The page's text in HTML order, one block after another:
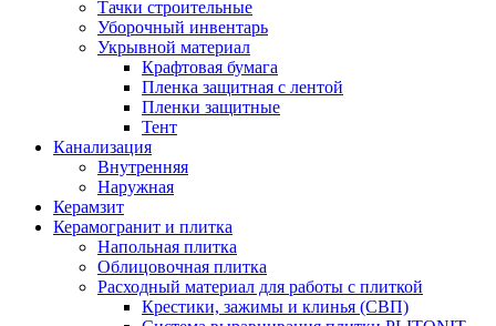
Тачки строительные
Уборочный инвентарь
Укрывной материал
Крафтовая бумага
Пленка защитная с лентой
Пленки защитные
Тент
Канализация
Внутренняя
Наружная
Керамзит
Керамогранит и плитка
Напольная плитка
Облицовочная плитка
Расходный материал для работы с плиткой
Крестики, зажимы и клинья (СВП)